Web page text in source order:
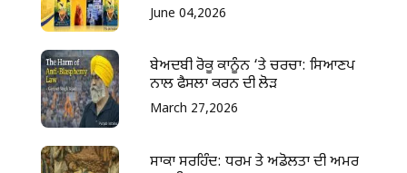
June 04,2026
ਬੇਅਦਬੀ ਰੋਕੂ ਕਾਨੂੰਨ ‘ਤੇ ਚਰਚਾ: ਸਿਆਣਪ
ਨਾਲ ਫੈਸਲਾ ਕਰਨ ਦੀ ਲੋੜ
March 27,2026
ਸਾਕਾ ਸਰਹਿੰਦ: ਧਰਮ ਤੇ ਅਡੋਲਤਾ ਦੀ ਅਮਰ